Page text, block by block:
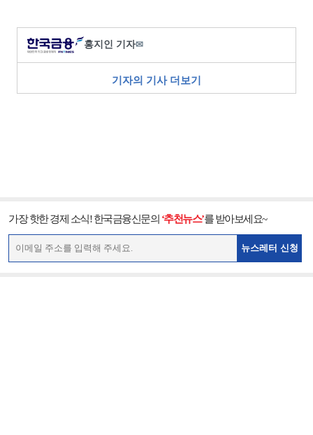
홍지인 기자✉
기자의 기사 더보기
가장 핫한 경제 소식! 한국금융신문의 ‘추천뉴스’를 받아보세요~
뉴스레터 신청